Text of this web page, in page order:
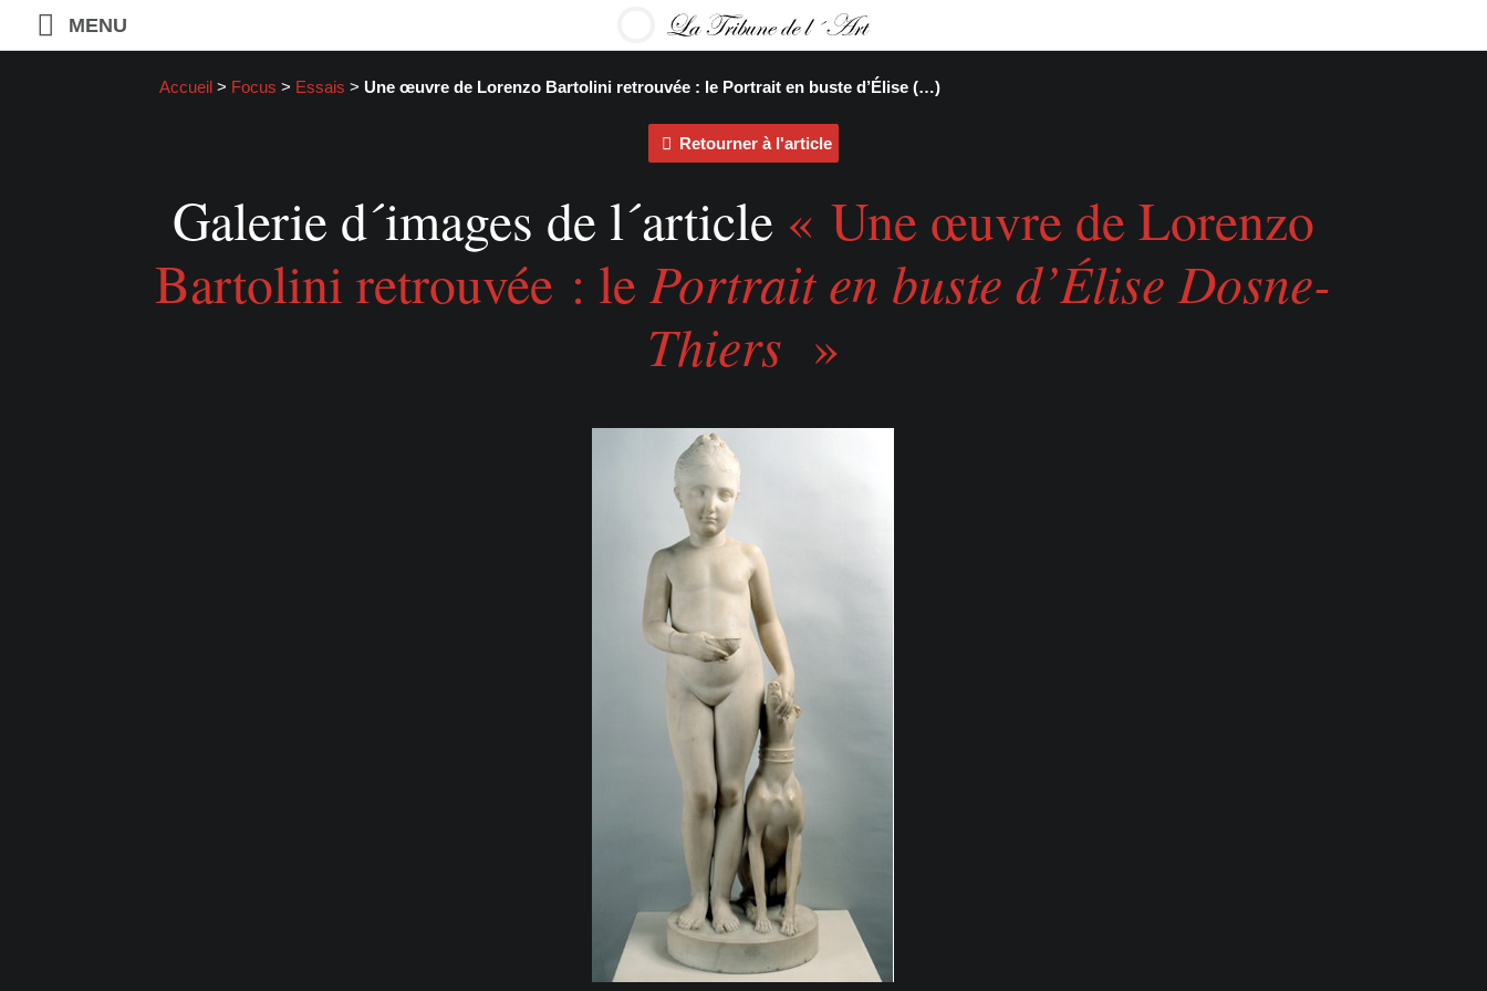
MENU
Accueil > Focus > Essais > Une œuvre de Lorenzo Bartolini retrouvée : le Portrait en buste d’Élise (…)
Retourner à l'article
Galerie d´images de l´article « Une œuvre de Lorenzo
Bartolini retrouvée : lePortrait en buste d’Élise Dosne-
Thiers »